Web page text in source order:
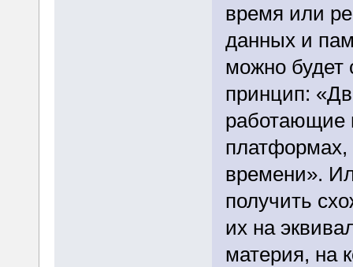
время или
данных и
можно будет
принцип:
работающие
платформах,
времени».
получить
их на
материя, на